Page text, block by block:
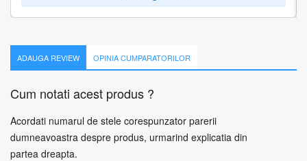
ADAUGA REVIEW OPINIA CUMPARATORILOR
Cum notati acest produs ?
Acordati numarul de stele corespunzator parerii
dumneavoastra despre produs, urmarind explicatia din
partea dreapta.